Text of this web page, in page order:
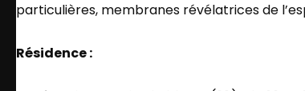
particulières, membranes révélatrices de
Résidence :